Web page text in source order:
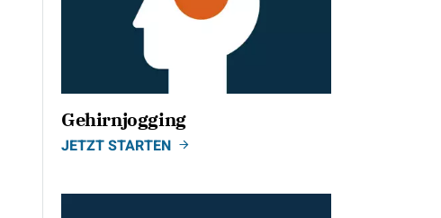
Gehirnjogging
JETZT STARTEN